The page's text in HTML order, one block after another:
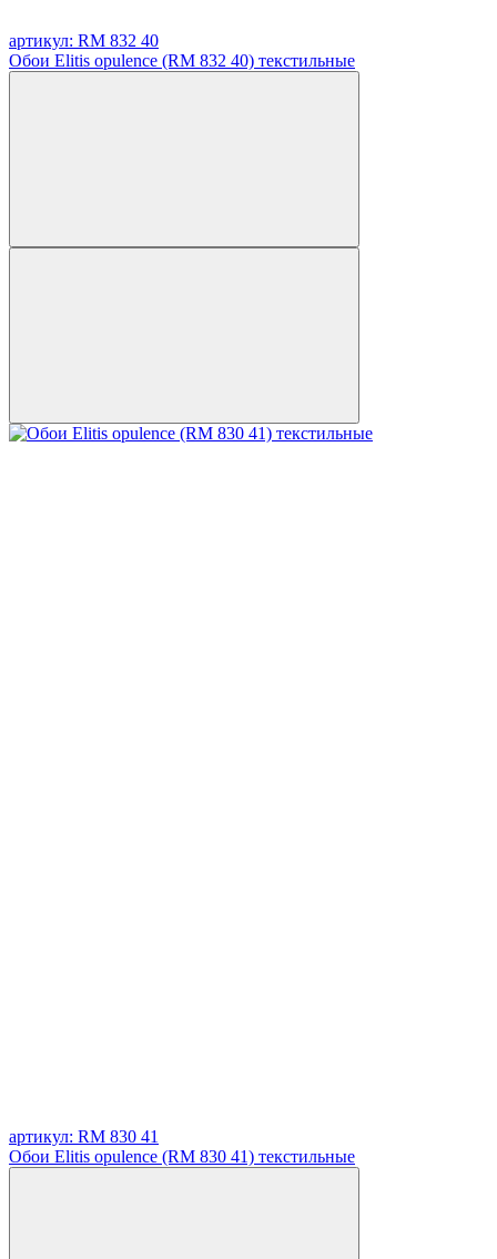
артикул: RM 832 40
Обои Elitis opulence (RM 832 40) текстильные
артикул: RM 830 41
Обои Elitis opulence (RM 830 41) текстильные